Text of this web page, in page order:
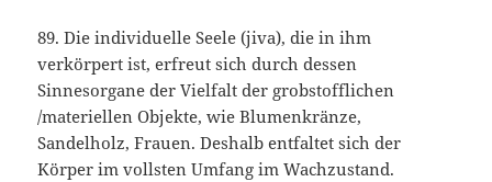
89. Die individuelle Seele (jiva), die in ihm
verkörpert ist, erfreut sich durch dessen
Sinnesorgane der Vielfalt der grobstofflichen
/materiellen Objekte, wie Blumenkränze,
Sandelholz, Frauen. Deshalb entfaltet sich der
Körper im vollsten Umfang im Wachzustand.